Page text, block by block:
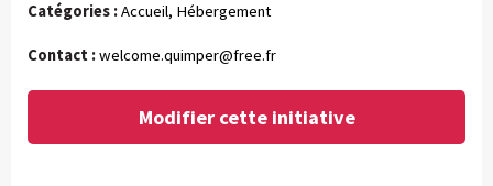
Catégories :Accueil, Hébergement
Contact :welcome.quimper@free.fr
Modifier cette initiative